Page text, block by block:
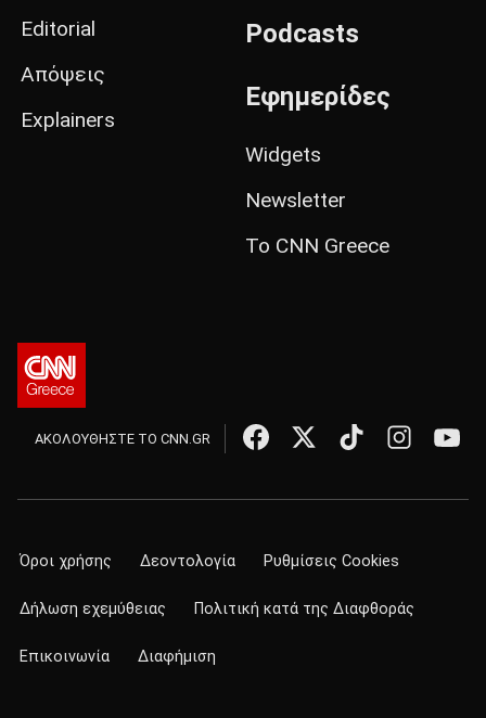
Editorial
Απόψεις
Explainers
Podcasts
Εφημερίδες
Widgets
Newsletter
Το CNN Greece
ΑΚΟΛΟΥΘΗΣΤΕ ΤΟ CNN.GR
Όροι χρήσης Δεοντολογία Ρυθμίσεις Cookies
Δήλωση εχεμύθειας Πολιτική κατά της Διαφθοράς
Επικοινωνία Διαφήμιση